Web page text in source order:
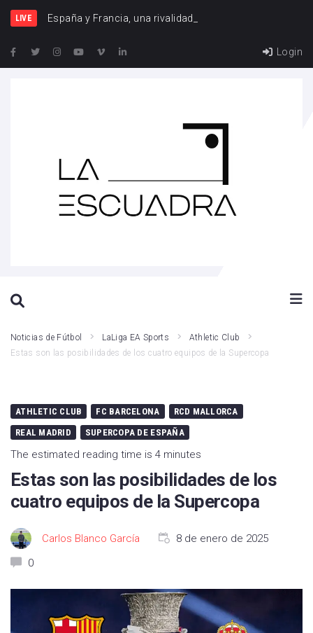
LIVE España y Francia, una rivalidad que vuelve a cruzars
Login
Noticias de Fútbol LaLiga EA Sports
Athletic Club
Estas son las posibilidades de los cuatro equipos de la Supercopa
ATHLETIC CLUB FC BARCELONA
RCD MALLORCA
REAL MADRID
SUPERCOPA DE ESPAÑA
The estimated reading time is 4 minutes
Estas son las posibilidades de los
cuatro equipos de la Supercopa
Carlos Blanco García
8 de enero de 2025
0